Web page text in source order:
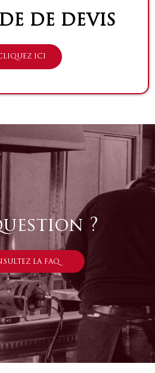
DE DEVIS
ICI
?
LA FAQ